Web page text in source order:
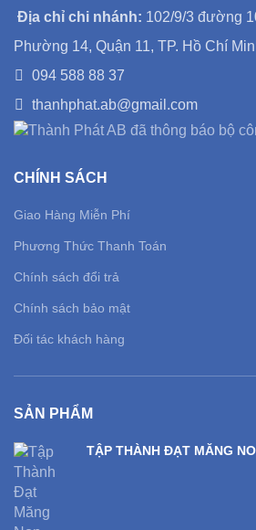
Địa chỉ chi nhánh: 102/9/3 đường
Phường 14, Quận 11, TP. Hồ Chí
094 588 88 37
thanhphat.ab@gmail.com
CHÍNH SÁCH
Giao Hàng Miễn Phí
Phương Thức Thanh Toán
Chính sách đổi trả
Chính sách bảo mật
Đối tác khách hàng
SẢN PHẨM
TẬP THÀNH ĐẠT MĂNG